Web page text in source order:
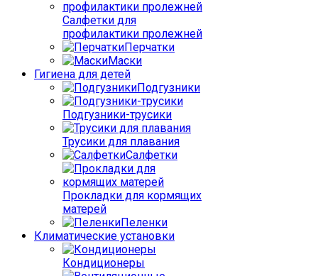
Салфетки для
профилактики пролежней
Перчатки
Маски
Гигиена для детей
Подгузники
Подгузники-трусики
Трусики для плавания
Салфетки
Прокладки для кормящих
матерей
Пеленки
Климатические установки
Кондиционеры